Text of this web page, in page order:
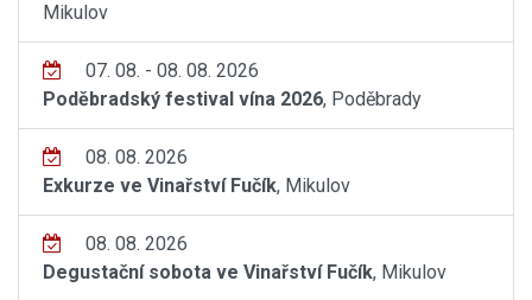
Mikulov
07. 08. - 08. 08. 2026
Poděbradský festival vína 2026, Poděbrady
08. 08. 2026
Exkurze ve Vinařství Fučík, Mikulov
08. 08. 2026
Degustační sobota ve Vinařství Fučík, Mikulov